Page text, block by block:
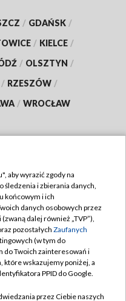
/ GDAŃSK /
/ KIELCE /
/ OLSZTYN /
/ RZESZÓW /
/ WROCŁAW
TVP
aby wyrazić zgody na
i zbierania danych,
końcowym i ich
danych osobowych przez
dalej również „TVP”),
pozostałych Zaufanych
(w tym do
do Twoich zainteresowań i
które wskazujemy poniżej, a
PPID do Google.
przez Ciebie naszych